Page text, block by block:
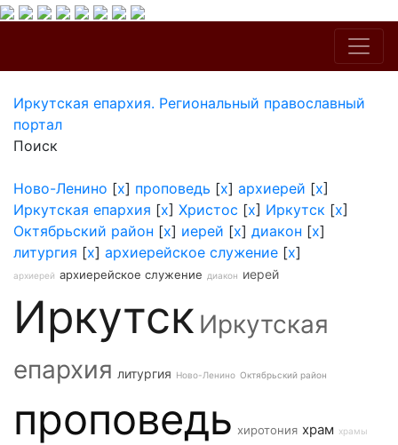
Иркутская епархия. Региональный православный
портал
Поиск
Ново-Ленино [x] проповедь [x] архиерей [x]
Иркутская епархия [x] Христос [x] Иркутск [x]
Октябрьский район [x] иерей [x] диакон [x]
литургия [x] архиерейское служение [x]
архиерей архиерейское служение диакон иерей
Иркутск Иркутская
епархия литургия Ново-Ленино Октябрьский район
проповедь хиротония храм храмы